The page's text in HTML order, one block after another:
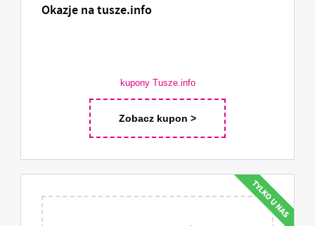
Okazje na tusze.info
kupony Tusze.info
Zobacz kupon >